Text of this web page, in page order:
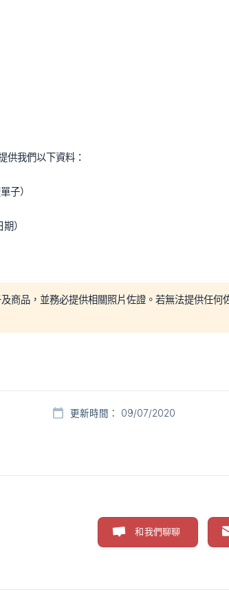
供我們以下資料：
子）
）
商品，並務必提供相關照片佐證。若無法提供任
更新時間： 09/07/2020
和我們聊聊